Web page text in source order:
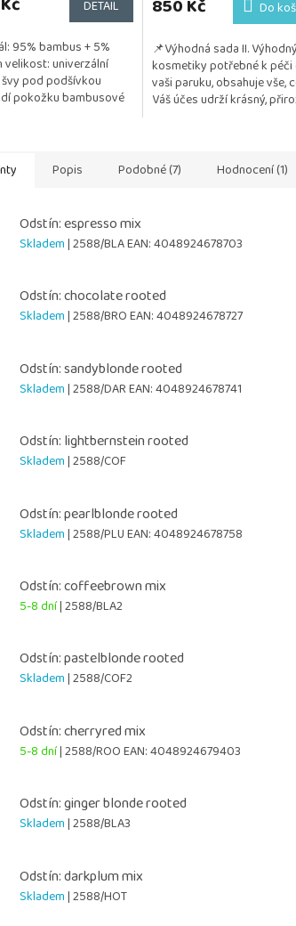
DETAIL
95% bambus + 5%
velikost: univerzální
pod podšívkou
pokožku bambusové
850 Kč Do
📌Výhodná sada II.
kosmetiky potřebné k péči
vaši paruku, obsahuje vše,
Váš účes udrží krásný,
Popis Podobné (7) Hodnocení (1)
Odstín: espresso mix
Skladem| 2588/BLAEAN:4048924678703
Odstín: chocolate rooted
Skladem| 2588/BROEAN:4048924678727
Odstín: sandyblonde rooted
Skladem| 2588/DAREAN:4048924678741
Odstín: lightbernstein rooted
Skladem| 2588/COF
Odstín: pearlblonde rooted
Skladem| 2588/PLUEAN:4048924678758
Odstín: coffeebrown mix
5-8 dní| 2588/BLA2
Odstín: pastelblonde rooted
Skladem| 2588/COF2
Odstín: cherryred mix
5-8 dní| 2588/ROOEAN:4048924679403
Odstín: ginger blonde rooted
Skladem| 2588/BLA3
Odstín: darkplum mix
Skladem| 2588/HOT